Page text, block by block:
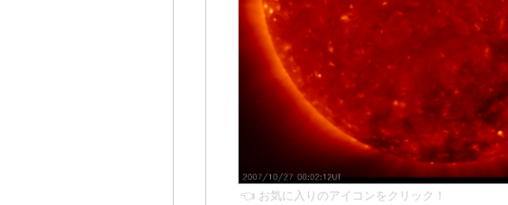
👈 お気に入りのアイコンをクリック！